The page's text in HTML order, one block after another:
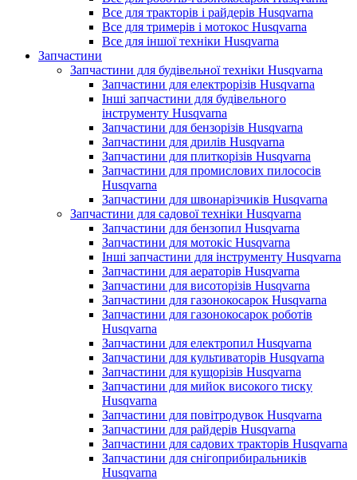
Все для тракторів і райдерів Husqvarna
Все для тримерів і мотокос Husqvarna
Все для іншої техніки Husqvarna
Запчастини
Запчастини для будівельної техніки Husqvarna
Запчастини для електрорізів Husqvarna
Інші запчастини для будівельного
інструменту Husqvarna
Запчастини для бензорізів Husqvarna
Запчастини для дрилів Husqvarna
Запчастини для плиткорізів Husqvarna
Запчастини для промислових пилососів
Husqvarna
Запчастини для швонарізчиків Husqvarna
Запчастини для садової техніки Husqvarna
Запчастини для бензопил Husqvarna
Запчастини для мотокіс Husqvarna
Інші запчастини для інструменту Husqvarna
Запчастини для аераторів Husqvarna
Запчастини для висоторізів Husqvarna
Запчастини для газонокосарок Husqvarna
Запчастини для газонокосарок роботів
Husqvarna
Запчастини для електропил Husqvarna
Запчастини для культиваторів Husqvarna
Запчастини для кущорізів Husqvarna
Запчастини для мийок високого тиску
Husqvarna
Запчастини для повітродувок Husqvarna
Запчастини для райдерів Husqvarna
Запчастини для садових тракторів Husqvarna
Запчастини для снігоприбиральників
Husqvarna